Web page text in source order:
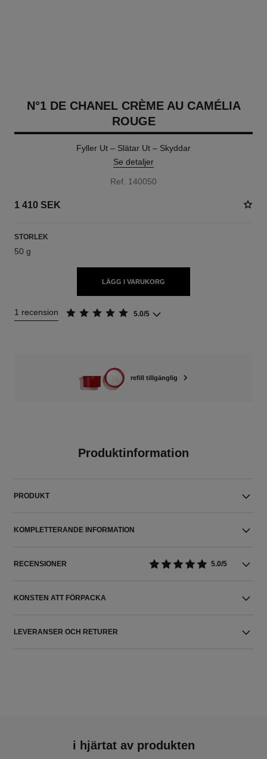
N°1 DE CHANEL CRÈME AU CAMÉLIA
ROUGE
Fyller Ut – Slätar Ut – Skyddar
Se detaljer
Ref. 140050
1 410 SEK
STORLEK
50 g
LÄGG I VARUKORG
1 recension 5.0/5
refill tillgänglig
Produktinformation
PRODUKT
KOMPLETTERANDE INFORMATION
RECENSIONER 5.0/5
KONSTEN ATT FÖRPACKA
LEVERANSER OCH RETURER
i hjärtat av produkten